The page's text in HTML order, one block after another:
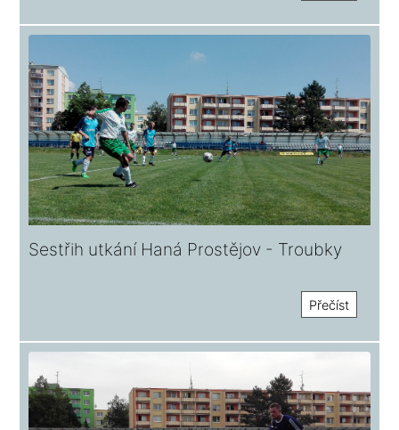
Sestřih utkání Haná Prostějov - Troubky
Přečíst